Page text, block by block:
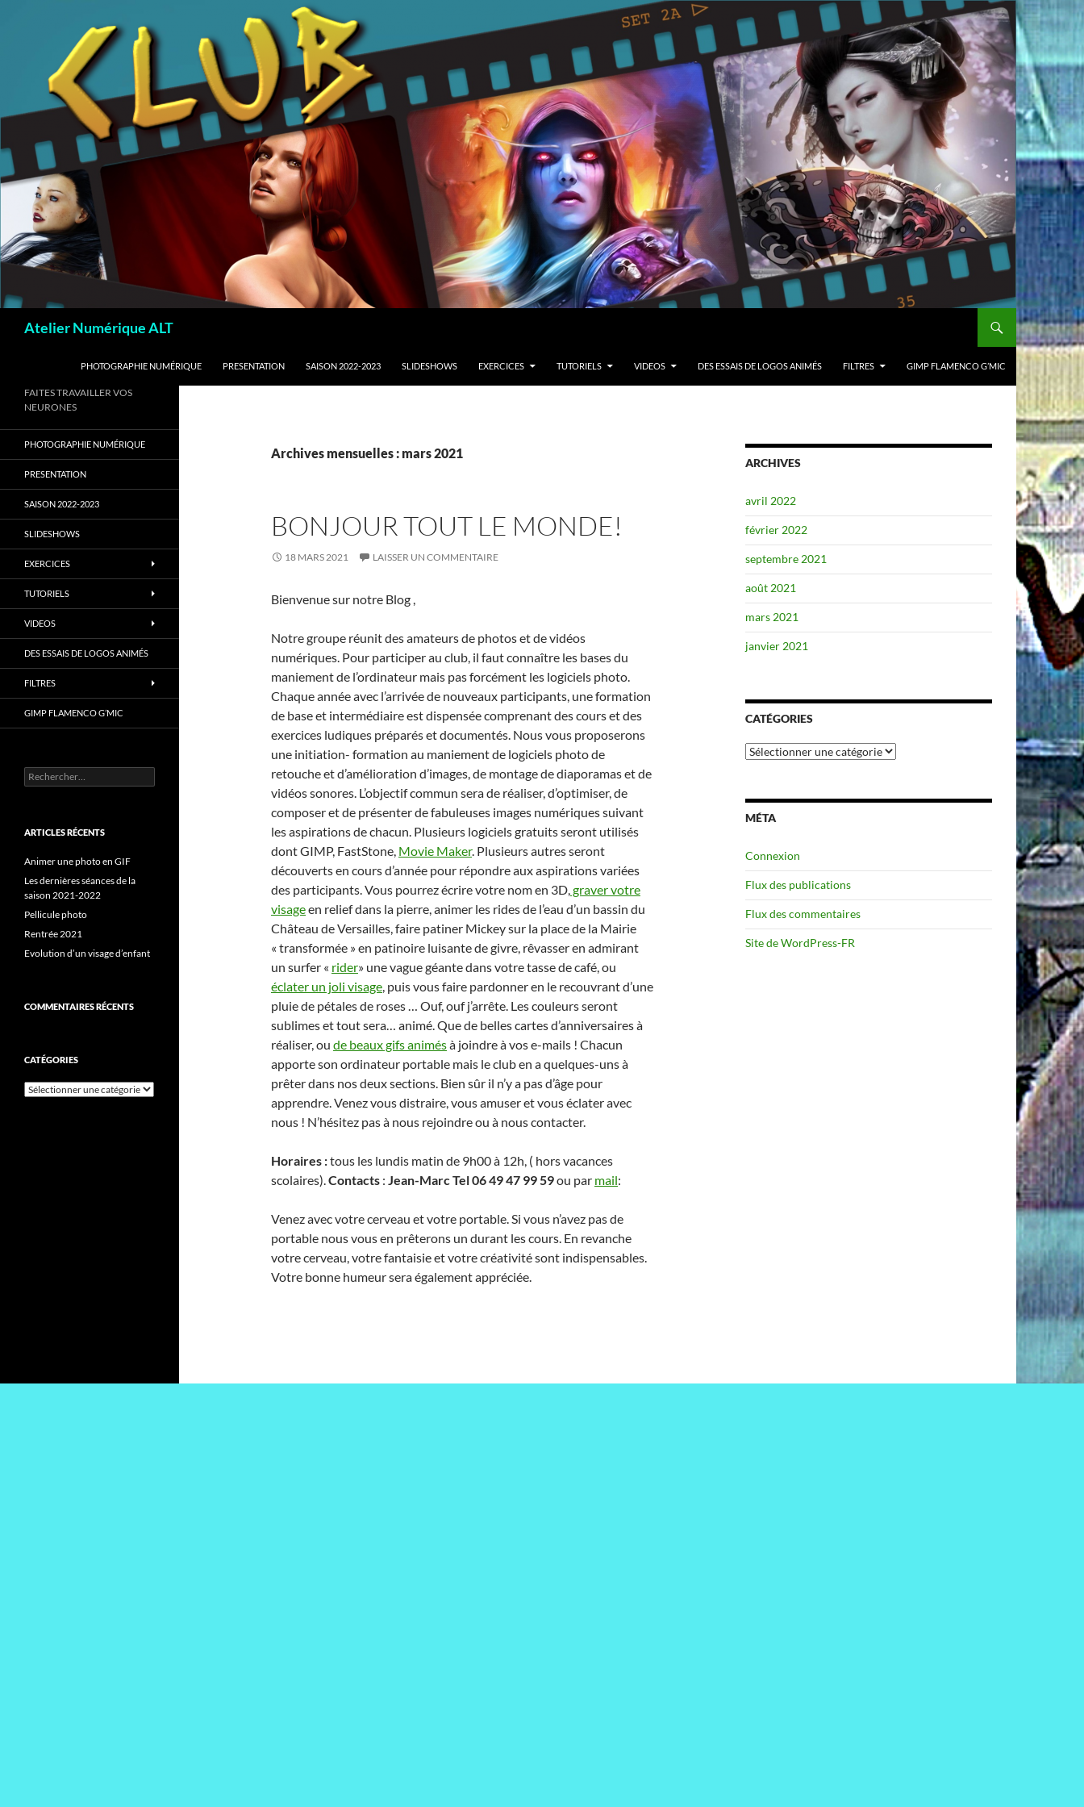
Atelier Numérique ALT
PHOTOGRAPHIE NUMÉRIQUE
PRESENTATION SAISON 2022-2023 SLIDESHOWS EXERCICES TUTORIELS VIDEOS DES ESSAIS DE LOGOS ANIMÉS FILTRES GIMP FLAMENCO G’MIC
Archives mensuelles : mars 2021
BONJOUR TOUT LE MONDE!
18 MARS 2021 LAISSER UN COMMENTAIRE
Bienvenue sur notre Blog ,
Notre groupe réunit des amateurs de photos et de vidéos
numériques. Pour participer au club, il faut connaître les bases du
maniement de l’ordinateur mais pas forcément les logiciels photo.
Chaque année avec l’arrivée de nouveaux participants, une formation
de base et intermédiaire est dispensée comprenant des cours et des
exercices ludiques préparés et documentés. Nous vous proposerons
une initiation- formation au maniement de logiciels photo de
retouche et d’amélioration d’images, de montage de diaporamas et de
vidéos sonores. L’objectif commun sera de réaliser, d’optimiser, de
composer et de présenter de fabuleuses images numériques suivant
les aspirations de chacun. Plusieurs logiciels gratuits seront utilisés
dont GIMP, FastStone, Movie Maker. Plusieurs autres seront
découverts en cours d’année pour répondre aux aspirations variées
des participants. Vous pourrez écrire votre nom en 3D,graver votre
visageen relief dans la pierre, animer les rides de l’eau d’un bassin du
Château de Versailles, faire patiner Mickey sur la place de la Mairie
« transformée » en patinoire luisante de givre, rêvasser en admirant
un surfer « rider» une vague géante dans votre tasse de café, ou
éclater un joli visage, puis vous faire pardonner en le recouvrant d’une
pluie de pétales de roses … Ouf, ouf j’arrête. Les couleurs seront
sublimes et tout sera… animé. Que de belles cartes d’anniversaires à
réaliser, ou de beaux gifs animésà joindre à vos e-mails ! Chacun
apporte son ordinateur portable mais le club en a quelques-uns à
prêter dans nos deux sections. Bien sûr il n’y a pas d’âge pour
apprendre. Venez vous distraire, vous amuser et vous éclater avec
nous ! N’hésitez pas à nous rejoindre ou à nous contacter.
Horaires :tous les lundis matin de 9h00 à 12h, ( hors vacances
scolaires).Contacts : Jean-Marc Tel 06 49 47 99 59ou par mail:
Venez avec votre cerveau et votre portable. Si vous n’avez pas de
portable nous vous en prêterons un durant les cours. En revanche
votre cerveau, votre fantaisie et votre créativité sont indispensables.
Votre bonne humeur sera également appréciée.
ARCHIVES
avril 2022
février 2022
septembre 2021
août 2021
mars 2021
janvier 2021
CATÉGORIES
Catégories
MÉTA
Connexion
Flux des publications
Flux des commentaires
Site de WordPress-FR
FAITES TRAVAILLER VOS
NEURONES
PHOTOGRAPHIE NUMÉRIQUE
PRESENTATION
SAISON 2022-2023
SLIDESHOWS
EXERCICES
TUTORIELS
VIDEOS
DES ESSAIS DE LOGOS ANIMÉS
FILTRES
GIMP FLAMENCO G’MIC
Rechercher :
ARTICLES RÉCENTS
Animer une photo en GIF
Les dernières séances de la
saison 2021-2022
Pellicule photo
Rentrée 2021
Evolution d’un visage d’enfant
COMMENTAIRES RÉCENTS
CATÉGORIES
Catégories